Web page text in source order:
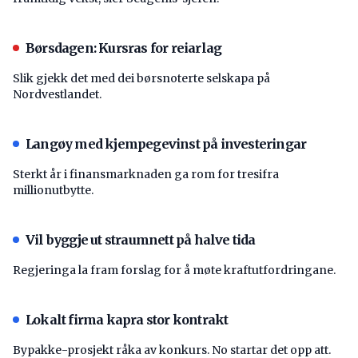
Børsdagen: Kursras for reiarlag
Slik gjekk det med dei børsnoterte selskapa på
Nordvestlandet.
Langøy med kjempegevinst på investeringar
Sterkt år i finansmarknaden ga rom for tresifra
millionutbytte.
Vil byggje ut straumnett på halve tida
Regjeringa la fram forslag for å møte kraftutfordringane.
Lokalt firma kapra stor kontrakt
Bypakke-prosjekt råka av konkurs. No startar det opp att.